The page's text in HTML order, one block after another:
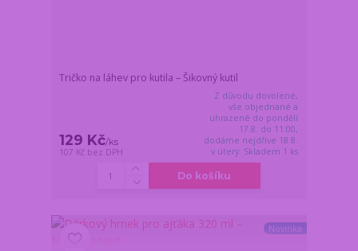
Tričko na láhev pro kutila – Šikovný kutil
129 Kč/ks
107 Kč bez DPH
Z důvodu dovolené,
vše objednané a
uhrazené do pondělí
17.8. do 11:00,
dodáme nejdříve 18.8.
v úterý. Skladem 1 ks
Do košíku
Novinka